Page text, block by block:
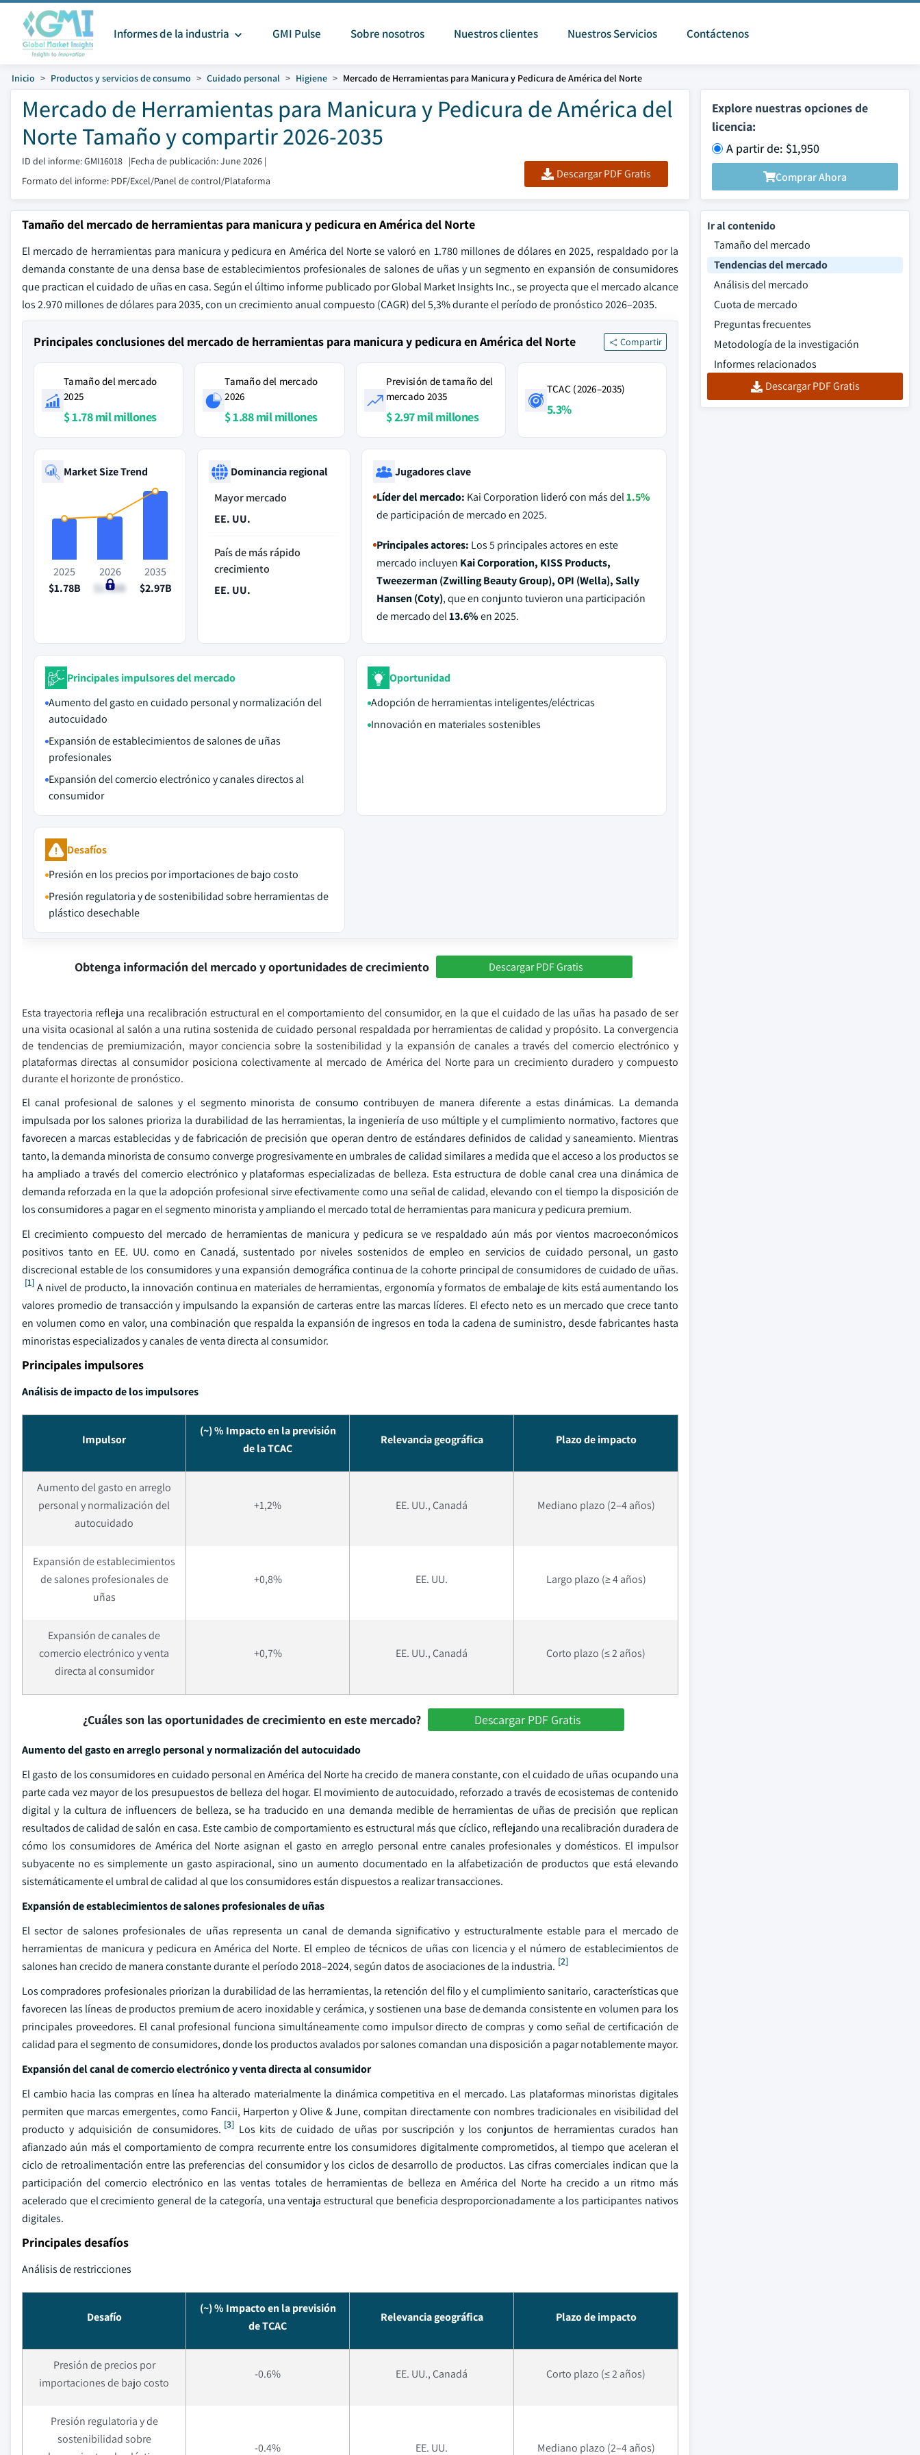
Informes de la industria GMI Pulse Sobre nosotros Nuestros clientes Nuestros Servicios Contáctenos
Inicio Productos y servicios de consumo Cuidado personal Higiene Mercado de Herramientas para Manicura y Pedicura de América del Norte
Mercado de Herramientas para Manicura y Pedicura de América del
Norte Tamaño y compartir 2026-2035
ID del informe: GMI16018 |Fecha de publicación: June 2026 |
Formato del informe: PDF/Excel/Panel de control/Plataforma
Descargar PDF Gratis
Explore nuestras opciones de
licencia:
A partir de: $1,950
Comprar Ahora
Tamaño del mercado de herramientas para manicura y pedicura en América del Norte
El mercado de herramientas para manicura y pedicura en América del Norte se valoró en 1.780 millones de dólares en 2025, respaldado por la
demanda constante de una densa base de establecimientos profesionales de salones de uñas y un segmento en expansión de consumidores
que practican el cuidado de uñas en casa. Según el último informe publicado por Global Market Insights Inc., se proyecta que el mercado alcance
los 2.970 millones de dólares para 2035, con un crecimiento anual compuesto (CAGR) del 5,3% durante el período de pronóstico 2026–2035.
Principales conclusiones del mercado de herramientas para manicura y pedicura en América del Norte Compartir
Tamaño del mercado
2025
$ 1.78 mil millones
Tamaño del mercado
2026
$ 1.88 mil millones
Previsión de tamaño del
mercado 2035
$ 2.97 mil millones
TCAC (2026–2035)
5.3%
Market Size Trend
2025
$1.78B
2026
$1.88B
2035
$2.97B
Dominancia regional
Mayor mercado
EE. UU.
País de más rápido
crecimiento
EE. UU.
Jugadores clave
Líder del mercado: Kai Corporation lideró con más del1.5%
de participación de mercado en 2025.
Principales actores: Los 5 principales actores en este
mercado incluyen Kai Corporation, KISS Products,
Tweezerman (Zwilling Beauty Group), OPI (Wella), Sally
Hansen (Coty), que en conjunto tuvieron una participación
de mercado del13.6%en 2025.
Principales impulsores del mercado
Aumento del gasto en cuidado personal y normalización del
autocuidado
Expansión de establecimientos de salones de uñas
profesionales
Expansión del comercio electrónico y canales directos al
consumidor
Oportunidad
Adopción de herramientas inteligentes/eléctricas
Innovación en materiales sostenibles
Desafíos
Presión en los precios por importaciones de bajo costo
Presión regulatoria y de sostenibilidad sobre herramientas de
plástico desechable
Obtenga información del mercado y oportunidades de crecimiento Descargar PDF Gratis
Esta trayectoria refleja una recalibración estructural en el comportamiento del consumidor, en la que el cuidado de las uñas ha pasado de ser
una visita ocasional al salón a una rutina sostenida de cuidado personal respaldada por herramientas de calidad y propósito. La convergencia
de tendencias de premiumización, mayor conciencia sobre la sostenibilidad y la expansión de canales a través del comercio electrónico y
plataformas directas al consumidor posiciona colectivamente al mercado de América del Norte para un crecimiento duradero y compuesto
durante el horizonte de pronóstico.
El canal profesional de salones y el segmento minorista de consumo contribuyen de manera diferente a estas dinámicas. La demanda
impulsada por los salones prioriza la durabilidad de las herramientas, la ingeniería de uso múltiple y el cumplimiento normativo, factores que
favorecen a marcas establecidas y de fabricación de precisión que operan dentro de estándares definidos de calidad y saneamiento. Mientras
tanto, la demanda minorista de consumo converge progresivamente en umbrales de calidad similares a medida que el acceso a los productos se
ha ampliado a través del comercio electrónico y plataformas especializadas de belleza. Esta estructura de doble canal crea una dinámica de
demanda reforzada en la que la adopción profesional sirve efectivamente como una señal de calidad, elevando con el tiempo la disposición de
los consumidores a pagar en el segmento minorista y ampliando el mercado total de herramientas para manicura y pedicura premium.
El crecimiento compuesto del mercado de herramientas de manicura y pedicura se ve respaldado aún más por vientos macroeconómicos
positivos tanto en EE. UU. como en Canadá, sustentado por niveles sostenidos de empleo en servicios de cuidado personal, un gasto
discrecional estable de los consumidores y una expansión demográfica continua de la cohorte principal de consumidores de cuidado de uñas.
[1] A nivel de producto, la innovación continua en materiales de herramientas, ergonomía y formatos de embalaje de kits está aumentando los
valores promedio de transacción y impulsando la expansión de carteras entre las marcas líderes. El efecto neto es un mercado que crece tanto
en volumen como en valor, una combinación que respalda la expansión de ingresos en toda la cadena de suministro, desde fabricantes hasta
minoristas especializados y canales de venta directa al consumidor.
Principales impulsores
Análisis de impacto de los impulsores
Impulsor
(~) % Impacto en la previsión
de la TCAC
Relevancia geográfica Plazo de impacto
Aumento del gasto en arreglo
personal y normalización del
autocuidado
+1,2% EE. UU., Canadá Mediano plazo (2–4 años)
Expansión de establecimientos
de salones profesionales de
uñas
+0,8% EE. UU. Largo plazo (≥ 4 años)
Expansión de canales de
comercio electrónico y venta
directa al consumidor
+0,7% EE. UU., Canadá Corto plazo (≤ 2 años)
¿Cuáles son las oportunidades de crecimiento en este mercado? Descargar PDF Gratis
Aumento del gasto en arreglo personal y normalización del autocuidado
El gasto de los consumidores en cuidado personal en América del Norte ha crecido de manera constante, con el cuidado de uñas ocupando una
parte cada vez mayor de los presupuestos de belleza del hogar. El movimiento de autocuidado, reforzado a través de ecosistemas de contenido
digital y la cultura de influencers de belleza, se ha traducido en una demanda medible de herramientas de uñas de precisión que replican
resultados de calidad de salón en casa. Este cambio de comportamiento es estructural más que cíclico, reflejando una recalibración duradera de
cómo los consumidores de América del Norte asignan el gasto en arreglo personal entre canales profesionales y domésticos. El impulsor
subyacente no es simplemente un gasto aspiracional, sino un aumento documentado en la alfabetización de productos que está elevando
sistemáticamente el umbral de calidad al que los consumidores están dispuestos a realizar transacciones.
Expansión de establecimientos de salones profesionales de uñas
El sector de salones profesionales de uñas representa un canal de demanda significativo y estructuralmente estable para el mercado de
herramientas de manicura y pedicura en América del Norte. El empleo de técnicos de uñas con licencia y el número de establecimientos de
salones han crecido de manera constante durante el período 2018–2024, según datos de asociaciones de la industria. [2]
Los compradores profesionales priorizan la durabilidad de las herramientas, la retención del filo y el cumplimiento sanitario, características que
favorecen las líneas de productos premium de acero inoxidable y cerámica, y sostienen una base de demanda consistente en volumen para los
principales proveedores. El canal profesional funciona simultáneamente como impulsor directo de compras y como señal de certificación de
calidad para el segmento de consumidores, donde los productos avalados por salones comandan una disposición a pagar notablemente mayor.
Expansión del canal de comercio electrónico y venta directa al consumidor
El cambio hacia las compras en línea ha alterado materialmente la dinámica competitiva en el mercado. Las plataformas minoristas digitales
permiten que marcas emergentes, como Fancii, Harperton y Olive & June, compitan directamente con nombres tradicionales en visibilidad del
producto y adquisición de consumidores. [3] Los kits de cuidado de uñas por suscripción y los conjuntos de herramientas curados han
afianzado aún más el comportamiento de compra recurrente entre los consumidores digitalmente comprometidos, al tiempo que aceleran el
ciclo de retroalimentación entre las preferencias del consumidor y los ciclos de desarrollo de productos. Las cifras comerciales indican que la
participación del comercio electrónico en las ventas totales de herramientas de belleza en América del Norte ha crecido a un ritmo más
acelerado que el crecimiento general de la categoría, una ventaja estructural que beneficia desproporcionadamente a los participantes nativos
digitales.
Principales desafíos
Análisis de restricciones
Desafío
(~) % Impacto en la previsión
de TCAC
Relevancia geográfica Plazo de impacto
Presión de precios por
importaciones de bajo costo
-0.6% EE. UU., Canadá Corto plazo (≤ 2 años)
Presión regulatoria y de
sostenibilidad sobre
-0.4% EE. UU. Mediano plazo (2–4 años)
Ir al contenido
Tamaño del mercado
Tendencias del mercado
Análisis del mercado
Cuota de mercado
Preguntas frecuentes
Metodología de la investigación
Informes relacionados
Descargar PDF Gratis